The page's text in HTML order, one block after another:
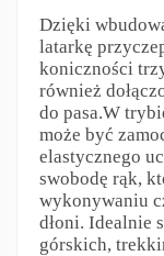
Dzięki
latarkę
koniczności
również
do pasa.W
może być
elastycznego
swobodę rąk,
wykonywaniu
dłoni. Idealnie
górskich,